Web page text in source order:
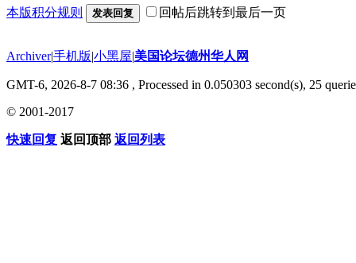
本版积分规则 发表回复 回帖后跳转到最后一页
Archiver|手机版|小黑屋|美国论坛德州华人网
GMT-6, 2026-8-7 08:36 , Processed in 0.050303 second(s), 25
© 2001-2017
快速回复 返回顶部 返回列表